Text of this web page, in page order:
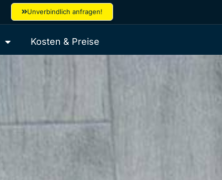
Unverbindlich anfragen!
Kosten & Preise